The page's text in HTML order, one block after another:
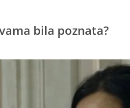
bila poznata?